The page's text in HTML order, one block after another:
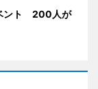
ント 200人が